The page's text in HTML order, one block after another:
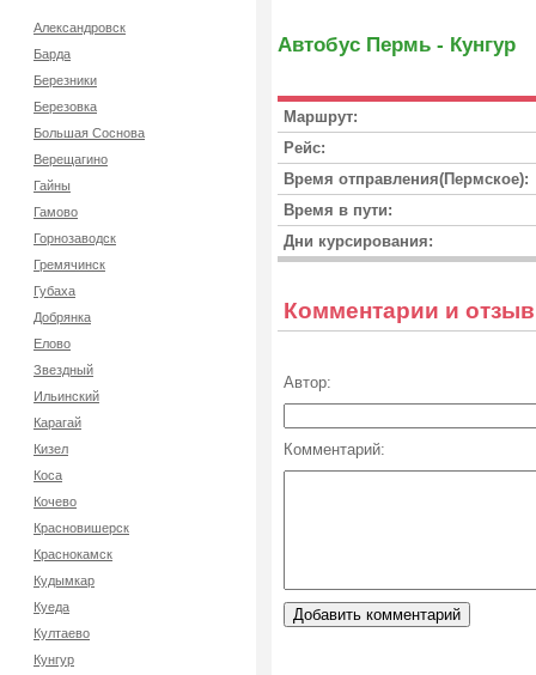
Александровск
Барда
Березники
Березовка
Большая Соснова
Верещагино
Гайны
Гамово
Горнозаводск
Гремячинск
Губаха
Добрянка
Елово
Звездный
Ильинский
Карагай
Кизел
Коса
Кочево
Красновишерск
Краснокамск
Кудымкар
Куеда
Култаево
Кунгур
Автобус Пермь - Кунгур
Маршрут:
Рейс:
Время отправления(Пермское):
Время в пути:
Дни курсирования:
Комментарии и
Автор:
Комментарий: